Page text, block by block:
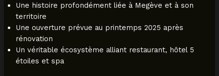
Une histoire profondément liée à Megève et à son
territoire
Une ouverture prévue au printemps 2025 après
rénovation
Un véritable écosystème alliant restaurant, hôtel 5
étoiles et spa